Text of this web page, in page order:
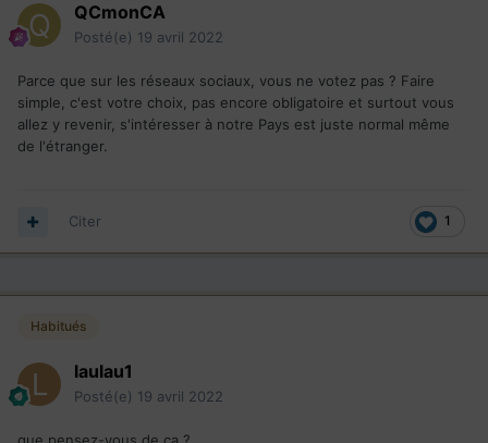
QCmonCA
Posté(e) 19 avril 2022
Parce que sur les réseaux sociaux, vous ne votez pas ? Faire
simple, c'est votre choix, pas encore obligatoire et surtout vous
allez y revenir, s'intéresser à notre Pays est juste normal même
de l'étranger.
1
Citer
Habitués
laulau1
Posté(e) 19 avril 2022